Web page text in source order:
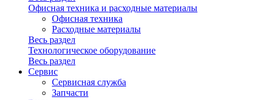
Офисная техника и расходные материалы
Офисная техника
Расходные материалы
Весь раздел
Технологическое оборудование
Весь раздел
Сервис
Сервисная служба
Запчасти